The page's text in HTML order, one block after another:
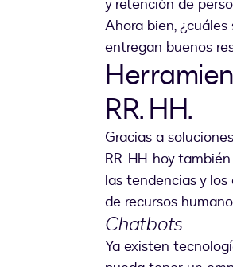
y retención de
Ahora bien,
entregan buenos
RR. HH.
Gracias a
RR. HH. hoy
las tendencias y
de recursos
Chatbots
Ya existen